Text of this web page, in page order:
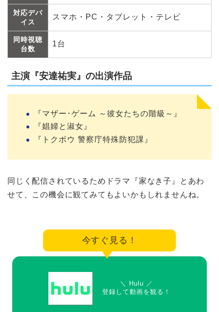
対応デバ
イス
スマホ・PC・タブレット・テレビ
同時視聴
台数
1台
主演『安達祐実』の出演作品
『マザー･ゲーム ～彼女たちの階級～』
『娼婦と淑女』
『トクボウ 警察庁特殊防犯課』
同じく配信されているためドラマ『家なき子』とあわ
せて、この機会に観てみてもよいかもしれませんね。
今すぐ見る！
＼ Hulu ／
登録して動画を観る！